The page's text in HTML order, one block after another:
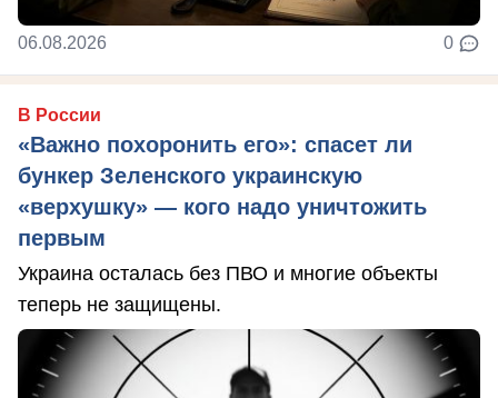
06.08.2026 0
В России
«Важно похоронить его»: спасет ли
бункер Зеленского украинскую
«верхушку» — кого надо уничтожить
первым
Украина осталась без ПВО и многие объекты
теперь не защищены.